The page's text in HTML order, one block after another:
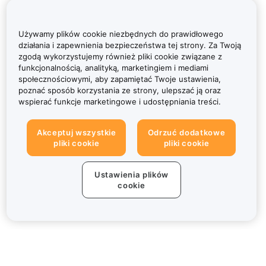
Używamy plików cookie niezbędnych do prawidłowego
działania i zapewnienia bezpieczeństwa tej strony. Za Twoją
zgodą wykorzystujemy również pliki cookie związane z
funkcjonalnością, analityką, marketingiem i mediami
społecznościowymi, aby zapamiętać Twoje ustawienia,
poznać sposób korzystania ze strony, ulepszać ją oraz
wspierać funkcje marketingowe i udostępniania treści.
Akceptuj wszystkie
pliki cookie
Odrzuć dodatkowe
pliki cookie
Ustawienia plików
cookie